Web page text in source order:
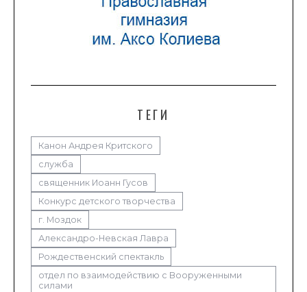
ТЕГИ
Канон Андрея Критского
служба
священник Иоанн Гусов
Конкурс детского творчества
г. Моздок
Александро-Невская Лавра
Рождественский спектакль
отдел по взаимодействию с Вооруженными
силами